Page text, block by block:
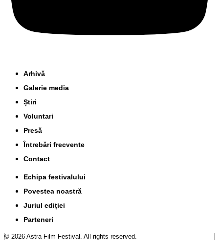
Arhivă
Galerie media
Știri
Voluntari
Presă
Întrebări frecvente
Contact
Echipa festivalului
Povestea noastră
Juriul ediției
Parteneri
© 2026 Astra Film Festival. All rights reserved.